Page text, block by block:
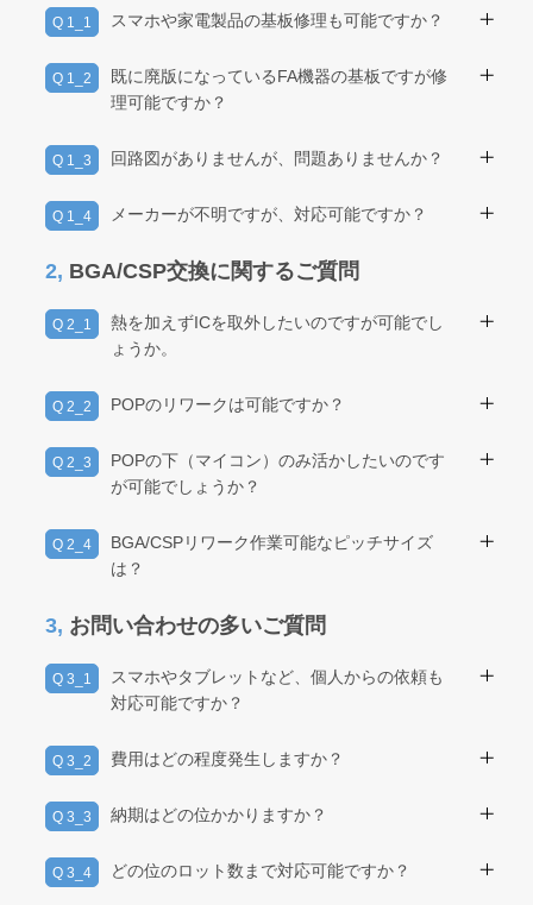
Q 1_1 スマホや家電製品の基板修理も可能ですか？
A 1_1
法人・メーカーからの依頼については対応可能で
す。個人向けには対応しておりません。
Q 1_2
既に廃版になっているFA機器の基板ですが修
理可能ですか？
A 1_2
これまでの実績とノウハウをもって、基板を解析
Q 1_3 回路図がありませんが、問題ありませんか？
A 1_3 回路図がなくても対応可能です。
Q 1_4 メーカーが不明ですが、対応可能ですか？
修理可能です。メーカーが不明であってもお問い
2, BGA/CSP交換に関するご質問
Q 2_1
熱を加えずICを取外したいのですが可能でし
ょうか。
A 2_1
可能です。独自開発の装置を使用して非加熱で取
Q 2_2 POPのリワークは可能ですか？
A 2_2 可能です。多くの実績がございます。
Q 2_3
POPの下（マイコン）のみ活かしたいのです
が可能でしょうか？
A 2_3
可能です。独自開発の装置を使用し、上
（DRAM）のみ切削します。
Q 2_4
BGA/CSPリワーク作業可能なピッチサイズ
は？
A 2_4 0.35mmピッチサイズまでの実績がございます。
3, お問い合わせの多いご質問
Q 3_1
スマホやタブレットなど、個人からの依頼も
対応可能ですか？
A 3_1
法人からのご依頼のみ対応させて頂いておりま
Q 3_2 費用はどの程度発生しますか？
A 3_2
現物の状況によるため、申し訳ございませんが一
お問い合わせフォームへの入力頂ければ、概算の
Q 3_3 納期はどの位かかりますか？
A 3_3
個別の対応であれば、一般的に1週間程度で納品可
Q 3_4 どの位のロット数まで対応可能ですか？